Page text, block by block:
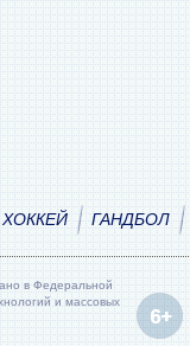
ХОККЕЙ ГАНДБОЛ
в Федеральной
и массовых